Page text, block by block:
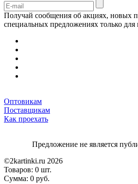
Получай сообщения об акциях, новых
специальных предложениях только
Оптовикам
Поставщикам
Как проехать
Предложение не является
©2kartinki.ru 2026
Товаров: 0 шт.
Сумма: 0 руб.